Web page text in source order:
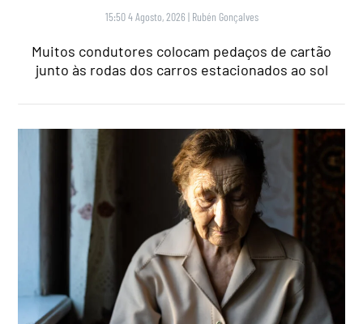
15:50 4 Agosto, 2026 | Rubén Gonçalves
Muitos condutores colocam pedaços de cartão
junto às rodas dos carros estacionados ao sol